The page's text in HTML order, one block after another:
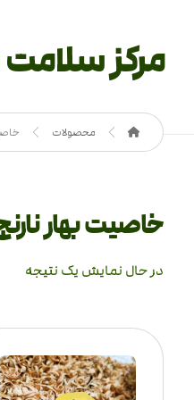
مرکز
محصولات
خاصیت بهار
در حال نمایش یک نتیجه